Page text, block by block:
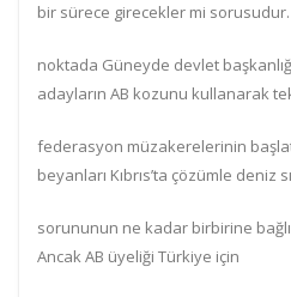
bir sürece girecekler mi sorusudur.
noktada Güneyde devlet
adayların AB kozunu kullanarak
federasyon müzakerelerinin
beyanları Kıbrıs’ta çözümle deniz
sorununun ne kadar birbirine
Ancak AB üyeliği Türkiye için